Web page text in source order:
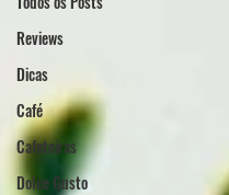
Reviews
Dicas
Café
Cafeteiras
Dolce Gusto